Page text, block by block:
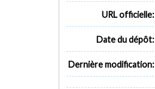
URL officielle:
Date du dépôt:
Dernière modification: